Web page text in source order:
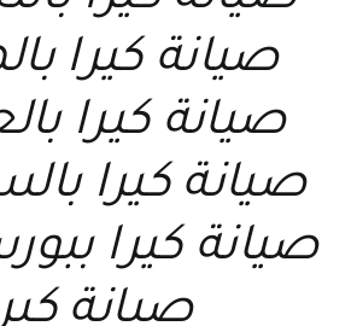
صيانة كيرا
صيانة كيرا
صيانة كيرا
صيانة كيرا
صيانة